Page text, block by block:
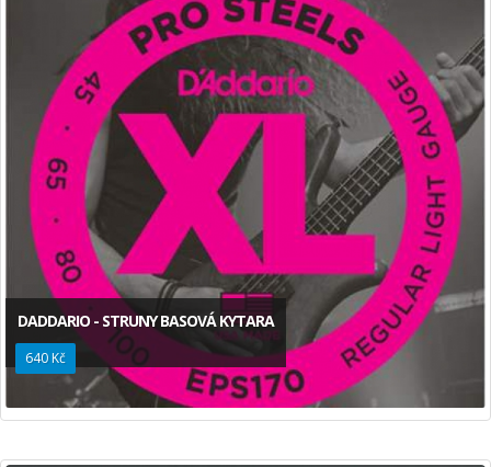
DADDARIO - STRUNY BASOVÁ KYTARA
640 Kč